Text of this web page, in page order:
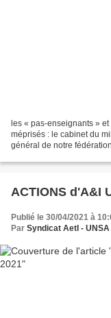
les « pas-enseignants »
méprisés : le cabinet du
général de notre
ACTIONS d'A&I
Publié le 30/04/2021 à
Par Syndicat AetI - UNSA